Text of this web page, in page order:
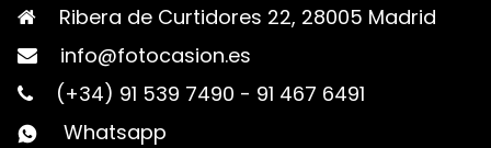
Ribera de Curtidores 22, 28005 Madrid
info@fotocasion.es
(+34) 91 539 7490 - 91 467 6491
Whatsapp